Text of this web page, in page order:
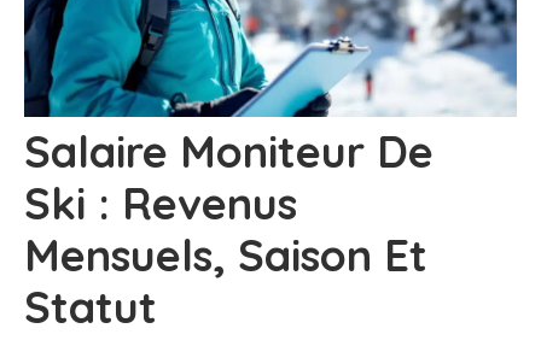
Salaire Moniteur De
Ski : Revenus
Mensuels, Saison Et
Statut